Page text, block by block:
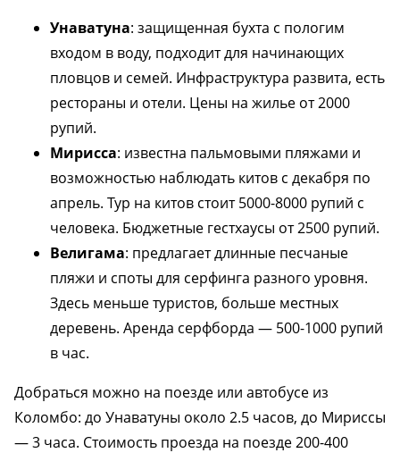
Унаватуна: защищенная бухта с пологим
входом в воду, подходит для начинающих
пловцов и семей. Инфраструктура развита, есть
рестораны и отели. Цены на жилье от 2000
рупий.
Мирисса: известна пальмовыми пляжами и
возможностью наблюдать китов с декабря по
апрель. Тур на китов стоит 5000-8000 рупий с
человека. Бюджетные гестхаусы от 2500 рупий.
Велигама: предлагает длинные песчаные
пляжи и споты для серфинга разного уровня.
Здесь меньше туристов, больше местных
деревень. Аренда серфборда — 500-1000 рупий
в час.
Добраться можно на поезде или автобусе из
Коломбо: до Унаватуны около 2.5 часов, до Мириссы
— 3 часа. Стоимость проезда на поезде 200-400